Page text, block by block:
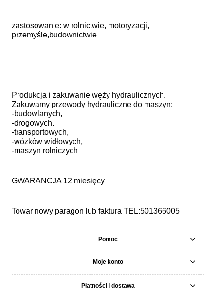
zastosowanie: w rolnictwie, motoryzacji,
przemyśle,budownictwie
Produkcja i zakuwanie węży hydraulicznych.
Zakuwamy przewody hydrauliczne do maszyn:
-budowlanych,
-drogowych,
-transportowych,
-wózków widłowych,
-maszyn rolniczych
GWARANCJA 12 miesięcy
Towar nowy paragon lub faktura TEL:501366005
Pomoc
Moje konto
Płatności i dostawa